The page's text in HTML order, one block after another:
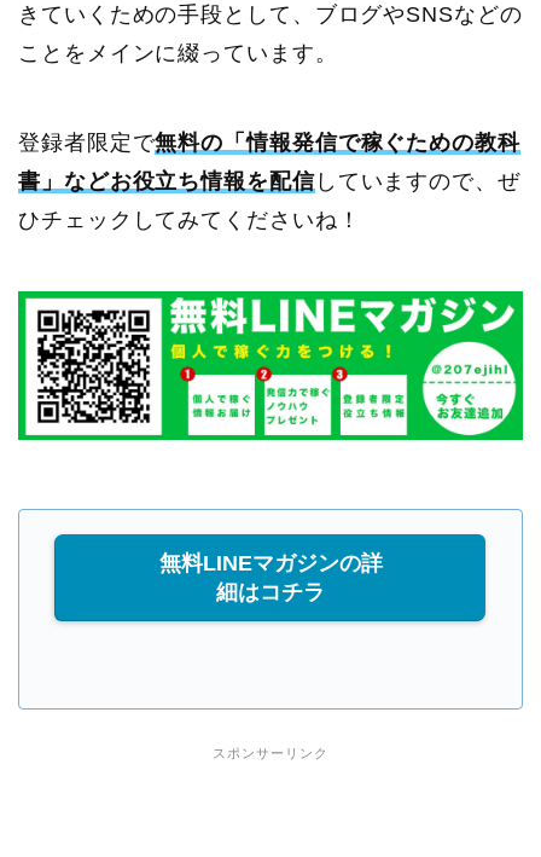
きていくための手段として、ブログやSNSなどの
ことをメインに綴っています。
登録者限定で無料の「情報発信で稼ぐための教科
書」などお役立ち情報を配信していますので、ぜ
ひチェックしてみてくださいね！
無料LINEマガジンの詳
細はコチラ
スポンサーリンク